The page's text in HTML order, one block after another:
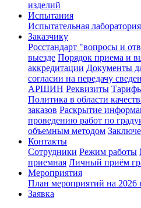
изделий
Испытания
Испытательная лаборатория
Заказчику
Росстандарт "вопросы и
выезде Порядок приема и
аккредитации Документы
согласии на передачу
АРШИН Реквизиты
Политика в области
заказов Раскрытие
проведению работ по
объемным методом
Контакты
Сотрудники Режим работы
приемная Личный приём
Мероприятия
План мероприятий на 2026
Заявка